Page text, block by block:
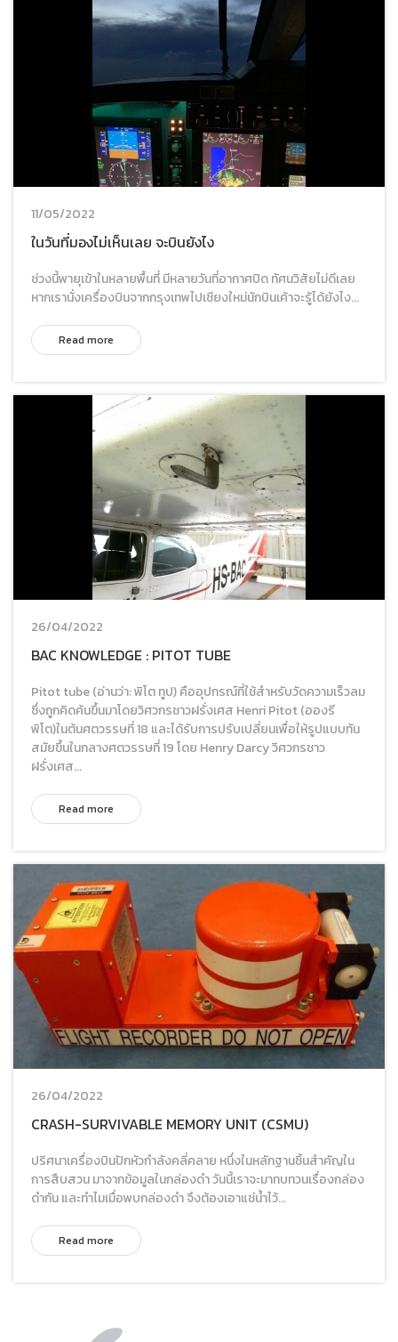
11/05/2022
ในวันที่มองไม่เห็นเลย จะบินยังไง
ช่วงนี้พายุเข้าในหลายพื้นที่ มีหลายวันที่อากาศปิด ทัศนวิสัยไม่ดีเลย
หากเรานั่งเครื่องบินจากกรุงเทพไปเชียงใหม่นักบินเค้าจะรู้ได้ยังไง...
Read more
26/04/2022
BAC KNOWLEDGE : PITOT TUBE
Pitot tube (อ่านว่า: พิโต ทูป) คืออุปกรณ์ที่ใช้สำหรับวัดความเร็วลม
ซึ่งถูกคิดค้นขึ้นมาโดยวิศวกรชาวฝรั่งเศส Henri Pitot (อองรี
พิโต)ในต้นศตวรรษที่ 18 และได้รับการปรับเปลี่ยนเพื่อให้รูปแบบทัน
สมัยขึ้นในกลางศตวรรษที่ 19 โดย Henry Darcy วิศวกรชาว
ฝรั่งเศส...
Read more
26/04/2022
CRASH-SURVIVABLE MEMORY UNIT (CSMU)
ปริศนาเครื่องบินปักหัวกำลังคลี่คลาย หนึ่งในหลักฐานชิ้นสำคัญใน
การสืบสวน มาจากข้อมูลในกล่องดำ วันนี้เราจะมาทบทวนเรื่องกล่อง
ดำกัน และทำไมเมื่อพบกล่องดำ จึงต้องเอาแช่น้ำไว้...
Read more